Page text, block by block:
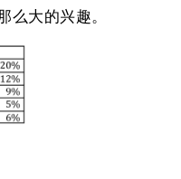
大的兴趣。